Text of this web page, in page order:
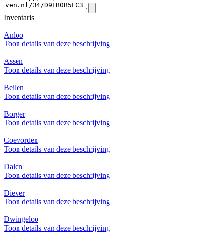
Inventaris
Anloo
Toon details van deze beschrijving
Assen
Toon details van deze beschrijving
Beilen
Toon details van deze beschrijving
Borger
Toon details van deze beschrijving
Coevorden
Toon details van deze beschrijving
Dalen
Toon details van deze beschrijving
Diever
Toon details van deze beschrijving
Dwingeloo
Toon details van deze beschrijving